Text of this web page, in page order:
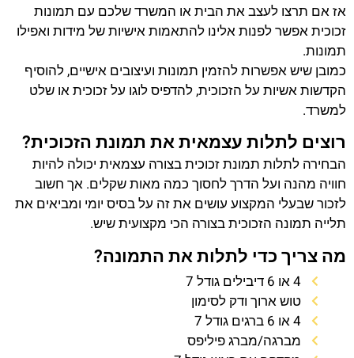
אז אם תרצו לעצב את הבית או המשרד שלכם עם תמונות
זכוכית אפשר לפנות אלינו להתאמות אישיות של מידות ואפילו
תמונות.
כמובן שיש אפשרות להזמין תמונות ועיצובים אישיים, להוסיף
הקדשות אשיות על הזכוכית, להדפיס לוגו על זכוכית או שלט
למשרד.
רוצים לתלות עצמאית את תמונת הזכוכית?
הבחירה לתלות תמונת זכוכית בצורה עצמאית יכולה להיות
חוויה מהנה ועל הדרך לחסוך כמה מאות שקלים. אך חשוב
לזכור שבעלי המקצוע עושים את זה על בסיס יומי ומביאים את
תלייה תמונה הזכוכית בצורה הכי מקצועית שיש.
מה צריך כדי לתלות את התמונה?
4 או 6 דיבילים גודל 7
טוש ארוך ודק לסימון
4 או 6 ברגים גודל 7
מברגה/מברג פיליפס